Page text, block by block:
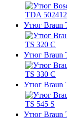
Утюг Braun
Утюг Braun
Утюг Braun
Утюг Braun